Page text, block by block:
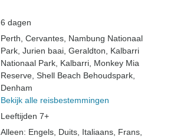
6 dagen
Perth , Cervantes , Nambung Nationaal
Park , Jurien baai , Geraldton , Kalbarri
Nationaal Park , Kalbarri , Monkey Mia
Reserve , Shell Beach Behoudspark
Denham
Bekijk alle reisbestemmingen
Leeftijden 7+
Alleen: Engels, Duits, Italiaans, Frans,